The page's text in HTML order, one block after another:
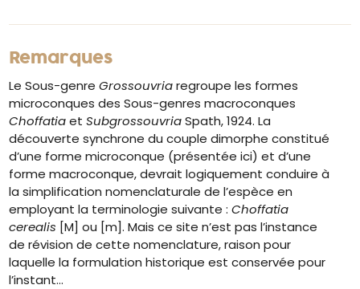
Remarques
Le Sous-genreGrossouvriaregroupe les formes
microconques des Sous-genres macroconques
ChoffatiaetSubgrossouvriaSpath, 1924. La
découverte synchrone du couple dimorphe constitué
d’une forme microconque (présentée ici) et d’une
forme macroconque, devrait logiquement conduire à
la simplification nomenclaturale de l’espèce en
employant la terminologie suivante :Choffatia
cerealis [M] ou [m]. Mais ce site n’est pas l’instance
de révision de cette nomenclature, raison pour
laquelle la formulation historique est conservée pour
l’instant…